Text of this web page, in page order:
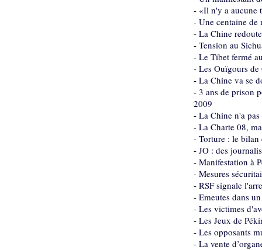
- «Il n'y a aucune
- Une centaine de
- La Chine
- Tension au
- Le Tibet fermé
- Les Ouïgours de
- La Chine va se
- 3 ans de prison
2009
- La Chine n'a
- La Charte 08,
- Torture : le bilan
- JO : des
- Manifestation à
- Mesures
- RSF signale
- Emeutes dans
- Les victimes
- Les Jeux de
- Les opposants
- La vente